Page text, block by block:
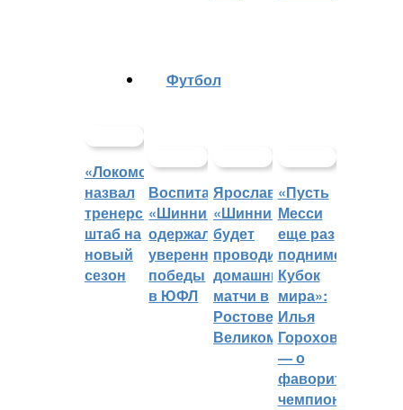
«Локомотив»
назвал
тренерский
штаб на
новый
сезон
Футбол
Воспитанники
«Шинника»
одержали
уверенные
победы
в ЮФЛ
Ярославский
«Шинник»
будет
проводить
домашние
матчи в
Ростове
Великом
«Пусть
Месси
еще раз
поднимет
Кубок
мира»:
Илья
Горохов
— о
фаворитах
чемпионата